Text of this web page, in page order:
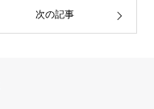
次の記事